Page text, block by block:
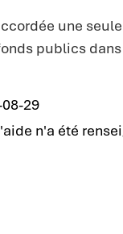
une
publics
29
n'a été